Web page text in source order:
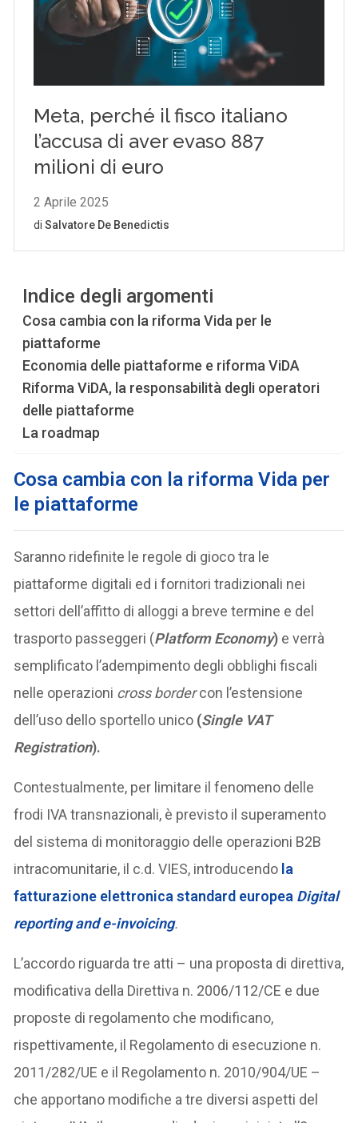
Indice degli argomenti
Cosa cambia con la riforma Vida per le
piattaforme
Economia delle piattaforme e riforma ViDA
Riforma ViDA, la responsabilità degli operatori
delle piattaforme
La roadmap
Cosa cambia con la riforma Vida per
le piattaforme
Saranno ridefinite le regole di gioco tra le
piattaforme digitali ed i fornitori tradizionali nei
settori dell’affitto di alloggi a breve termine e del
trasporto passeggeri (Platform Economy) e verrà
semplificato l’adempimento degli obblighi fiscali
nelle operazioni cross bordercon l’estensione
dell’uso dello sportello unico (Single VAT
Registration).
Contestualmente, per limitare il fenomeno delle
frodi IVA transnazionali, è previsto il superamento
del sistema di monitoraggio delle operazioni B2B
intracomunitarie, il c.d. VIES, introducendo la
fatturazione elettronica standard europea Digital
reporting and e-invoicing.
L’accordo riguarda tre atti – una proposta di direttiva,
modificativa della Direttiva n. 2006/112/CE e due
proposte di regolamento che modificano,
rispettivamente, il Regolamento di esecuzione n.
2011/282/UE e il Regolamento n. 2010/904/UE –
che apportano modifiche a tre diversi aspetti del